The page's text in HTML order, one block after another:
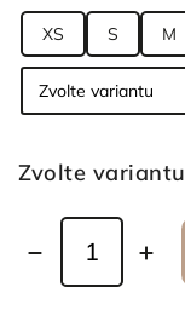
XS S M
Zvolte variantu